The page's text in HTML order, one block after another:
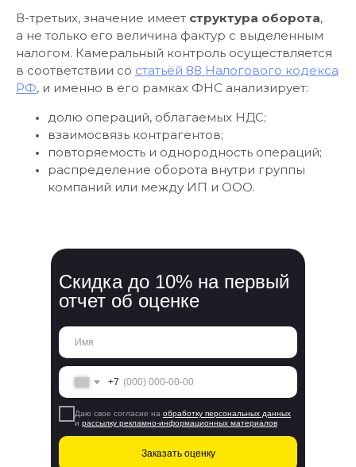
В-третьих, значение имеет структура оборота,
а не только его величина фактур с выделенным
налогом. Камеральный контроль осуществляется
в соответствии со статьёй 88 Налогового кодекса
РФ, и именно в его рамках ФНС анализирует:
долю операций, облагаемых НДС;
взаимосвязь контрагентов;
повторяемость и однородность операций;
распределение оборота внутри группы
компаний или между ИП и ООО.
Скидка до 10% на первый
отчет об оценке
+7
Даю свое согласие на обработку персональных данных
и рассылку рекламно-информационных материалов
Заказать оценку